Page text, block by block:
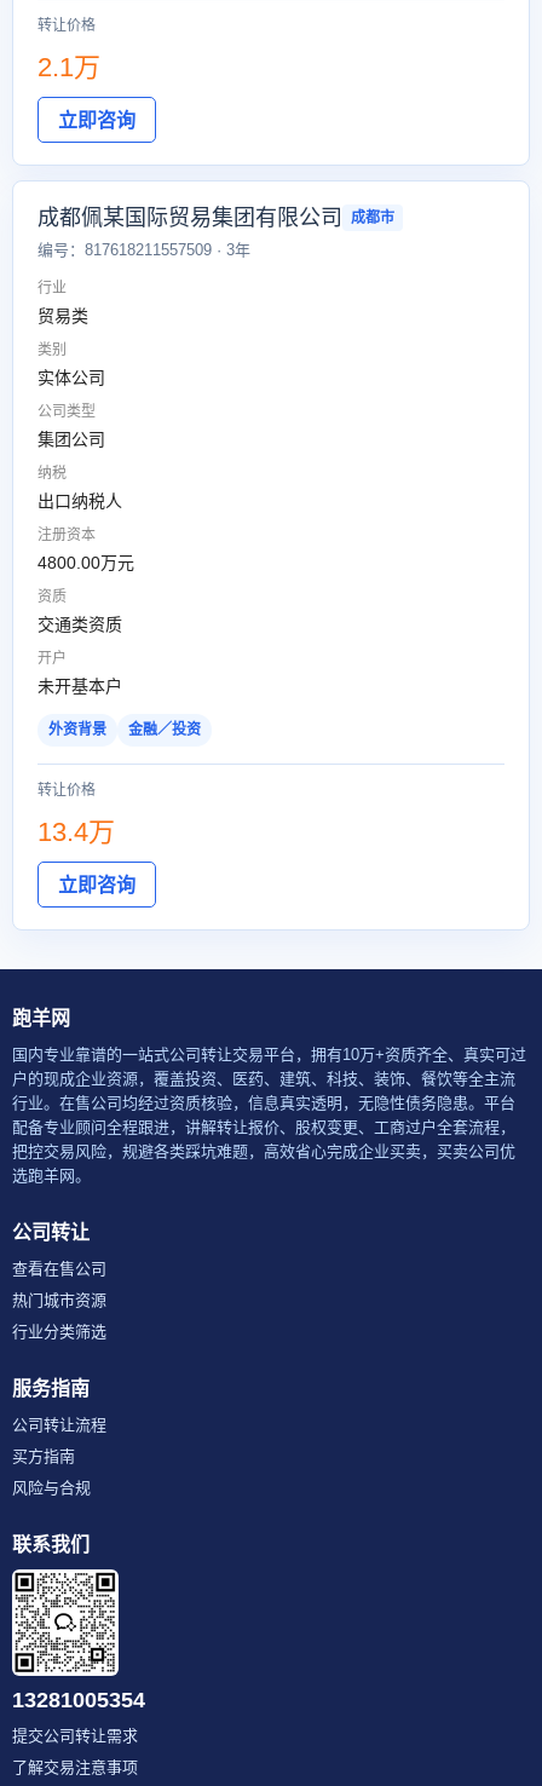
转让价格
2.1万
立即咨询
成都佩某国际贸易集团有限公司 成都市
编号：817618211557509 · 3年
行业
贸易类
类别
实体公司
公司类型
集团公司
纳税
出口纳税人
注册资本
4800.00万元
资质
交通类资质
开户
未开基本户
外资背景 金融／投资
转让价格
13.4万
立即咨询
跑羊网
国内专业靠谱的一站式公司转让交易平台，拥有10万+资质齐全、真实可过
户的现成企业资源，覆盖投资、医药、建筑、科技、装饰、餐饮等全主流
行业。在售公司均经过资质核验，信息真实透明，无隐性债务隐患。平台
配备专业顾问全程跟进，讲解转让报价、股权变更、工商过户全套流程，
把控交易风险，规避各类踩坑难题，高效省心完成企业买卖，买卖公司优
选跑羊网。
公司转让
查看在售公司
热门城市资源
行业分类筛选
服务指南
公司转让流程
买方指南
风险与合规
联系我们
13281005354
提交公司转让需求
了解交易注意事项